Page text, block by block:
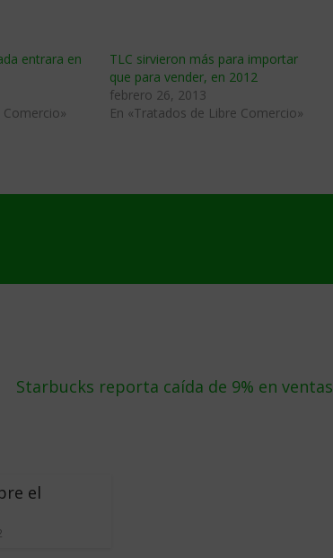
entrara en
TLC sirvieron más para importar
que para vender, en 2012
febrero 26, 2013
En «Tratados de Libre Comercio»
Starbucks reporta caí­da de 9% en ventas
el